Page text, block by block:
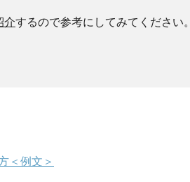
介するので参考にしてみてください。
＜例文＞